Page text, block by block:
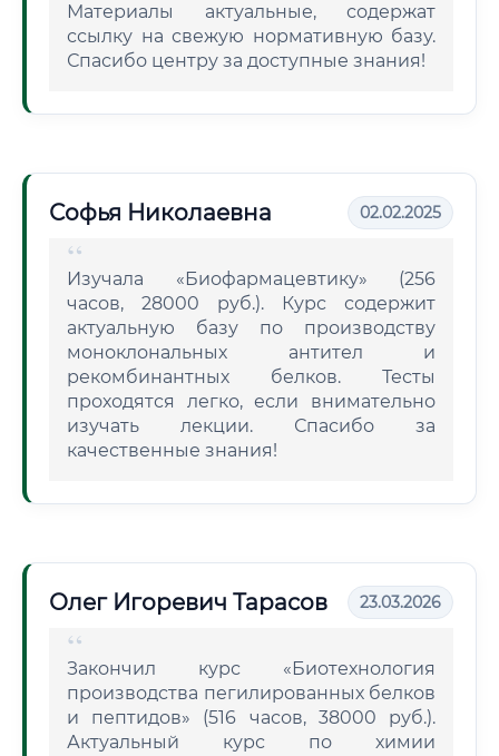
Материалы актуальные, содержат
ссылку на свежую нормативную базу.
Спасибо центру за доступные знания!
Софья Николаевна 02.02.2025
Изучала «Биофармацевтику» (256
часов, 28000 руб.). Курс содержит
актуальную базу по производству
моноклональных антител и
рекомбинантных белков. Тесты
проходятся легко, если внимательно
изучать лекции. Спасибо за
качественные знания!
Олег Игоревич Тарасов 23.03.2026
Закончил курс «Биотехнология
производства пегилированных белков
и пептидов» (516 часов, 38000 руб.).
Актуальный курс по химии